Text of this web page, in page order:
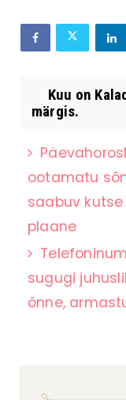
Kuu on
märgis.
ootamatu
saabuv
plaane
sugugi
õnne,